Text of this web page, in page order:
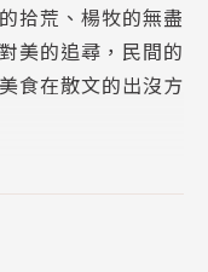
拾荒、楊牧的無盡
美的追尋，民間的
食在散文的出沒方
三個影響深遠的散